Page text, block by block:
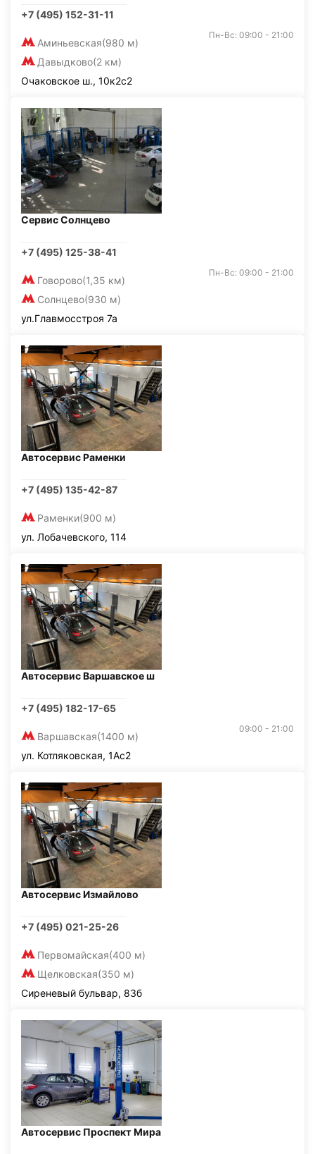
+7 (495) 152-31-11
Аминьевская(980 м)
Давыдково(2 км)
Пн-Вс: 09:00 - 21:00
Очаковское ш., 10к2с2
Сервис Солнцево
+7 (495) 125-38-41
Говорово(1,35 км)
Солнцево(930 м)
Пн-Вс: 09:00 - 21:00
ул.Главмосстроя 7а
Автосервис Раменки
+7 (495) 135-42-87
Раменки(900 м)
ул. Лобачевского, 114
Автосервис Варшавское ш
+7 (495) 182-17-65
Варшавская(1400 м)
09:00 - 21:00
ул. Котляковская, 1Ас2
Автосервис Измайлово
+7 (495) 021-25-26
Первомайская(400 м)
Щелковская(350 м)
Сиреневый бульвар, 83б
Автосервис Проспект Мира